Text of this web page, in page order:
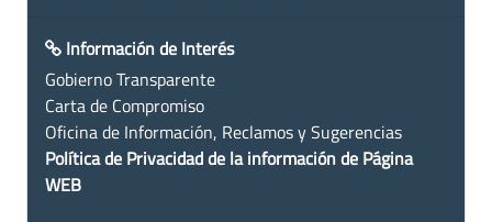
Información de Interés
Gobierno Transparente
Carta de Compromiso
Oficina de Información, Reclamos y Sugerencias
Política de Privacidad de la información de Página
WEB